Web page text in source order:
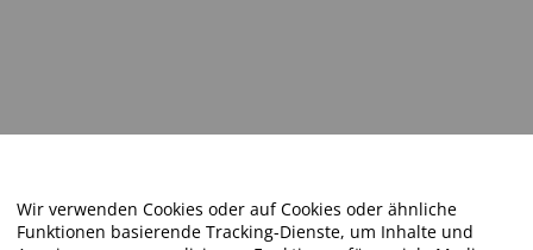
Wir verwenden Cookies oder auf Cookies oder ähnliche
Funktionen basierende Tracking-Dienste, um Inhalte und